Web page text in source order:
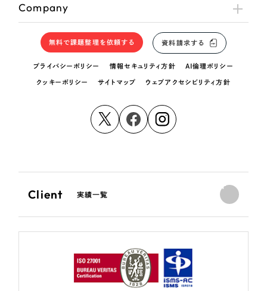
Company
無料で課題整理を依頼する 資料請求する
プライバシーポリシー 情報セキュリティ方針 AI倫理ポリシー
クッキーポリシー サイトマップ ウェブアクセシビリティ方針
Client 実績一覧